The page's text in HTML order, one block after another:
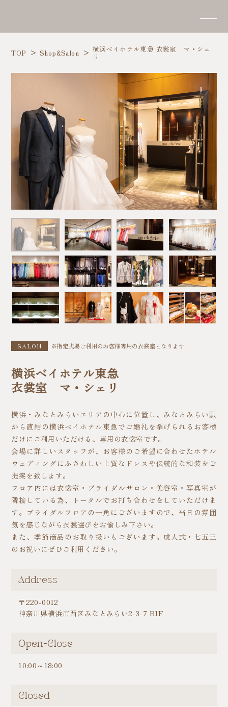
TOP Shop&Salon 横浜ベイホテル東急 衣裳室 マ・シェ
リ
SALON ※指定式場ご利用のお客様専用の衣裳室となります
横浜ベイホテル東急
衣裳室 マ・シェリ
横浜・みなとみらいエリアの中心に位置し、みなとみらい駅
から直結の横浜ベイホテル東急でご婚礼を挙げられるお客様
だけにご利用いただける、専用の衣裳室です。
会場に詳しいスタッフが、お客様のご希望に合わせたホテル
ウェディングにふさわしい上質なドレスや伝統的な和装をご
提案を致します。
フロア内には衣裳室・ブライダルサロン・美容室・写真室が
隣接している為、トータルでお打ち合わせをしていただけま
す。ブライダルフロアの一角にございますので、当日の雰囲
気を感じながら衣裳選びをお愉しみ下さい。
また、季節商品のお取り扱いもございます。成人式・七五三
のお祝いにぜひご利用ください。
Address
〒220-0012
神奈川県横浜市西区みなとみらい2-3-7 B1F
Open-Close
10:00～18:00
Closed